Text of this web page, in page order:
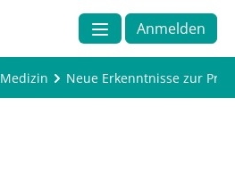
Anmelden
Medizin Neue Erkenntnisse zur